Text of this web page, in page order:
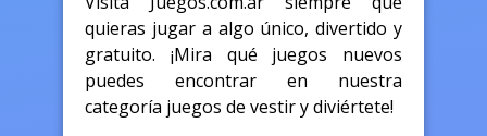
quieras jugar a algo único, divertido y
gratuito. ¡Mira qué juegos nuevos
puedes encontrar en nuestra
categoría juegos de vestir y diviértete!